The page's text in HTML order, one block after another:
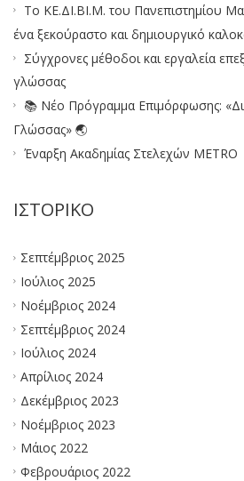
Το ΚΕ.ΔΙ.ΒΙ.Μ. του Πανεπιστημίου
ένα ξεκούραστο και δημιουργικό
Σύγχρονες μέθοδοι και εργαλεία
γλώσσας
📚 Νέο Πρόγραμμα Επιμόρφωσης:
Γλώσσας» 🌏
Έναρξη Ακαδημίας Στελεχών METRO
ΙΣΤΟΡΙΚΌ
Σεπτέμβριος 2025
Ιούλιος 2025
Νοέμβριος 2024
Σεπτέμβριος 2024
Ιούλιος 2024
Απρίλιος 2024
Δεκέμβριος 2023
Νοέμβριος 2023
Μάιος 2022
Φεβρουάριος 2022